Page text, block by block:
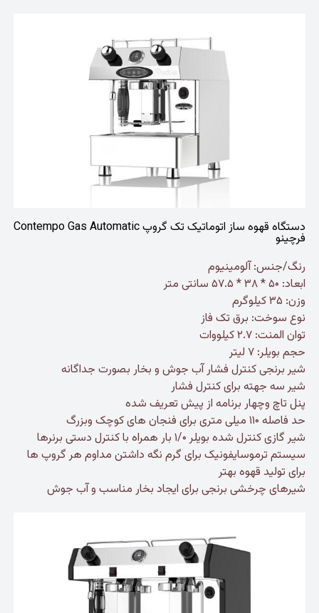
دستگاه قهوه ساز اتوماتیک تک گروپ Contempo Gas Automatic
فرچینو
رنگ/جنس: آلومینیوم
ابعاد: ۵۰ * ۳۸ * ۵۷.۵ سانتی متر
وزن: ۳۵ کیلوگرم
نوع سوخت: برق تک فاز
توان المنت: ۲.۷ کیلووات
حجم بویلر: ۷ لیتر
شیر برنجی کنترل فشار آب جوش و بخار بصورت جداگانه
شیر سه جهته برای کنترل فشار
پنل تاچ وچهار برنامه از پیش تعریف شده
حد فاصله ۱۱۰ میلی متری برای فنجان های کوچک وبزرگ
شیر گازی کنترل شده بویلر ۱/۰ بار همراه با کنترل دستی برنرها
سیستم ترموسایفونیک برای گرم نگه داشتن مداوم هر گروپ ها
برای تولید قهوه بهتر
شیرهای چرخشی برنجی برای ایجاد بخار مناسب و آب جوش